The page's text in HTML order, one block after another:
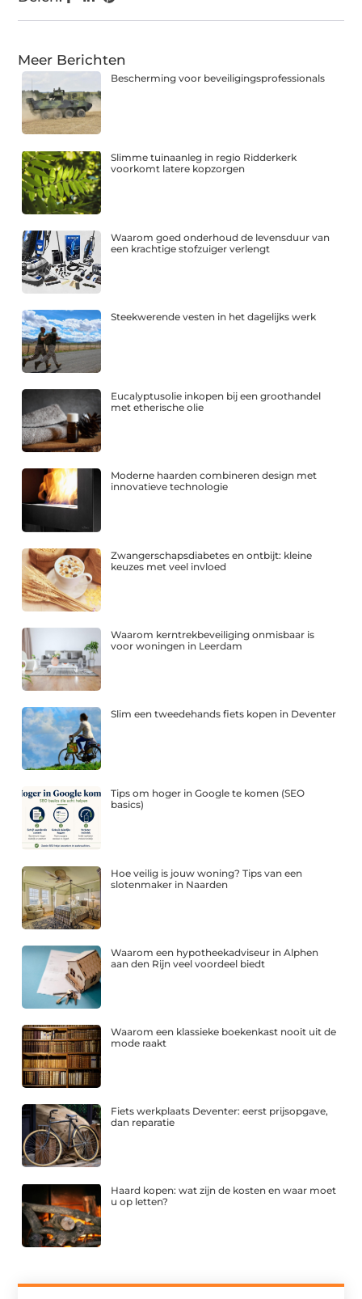
Meer Berichten
Bescherming voor beveiligingsprofessionals
Slimme tuinaanleg in regio Ridderkerk
voorkomt latere kopzorgen
Waarom goed onderhoud de levensduur van
een krachtige stofzuiger verlengt
Steekwerende vesten in het dagelijks werk
Eucalyptusolie inkopen bij een groothandel
met etherische olie
Moderne haarden combineren design met
innovatieve technologie
Zwangerschapsdiabetes en ontbijt: kleine
keuzes met veel invloed
Waarom kerntrekbeveiliging onmisbaar is
voor woningen in Leerdam
Slim een tweedehands fiets kopen in Deventer
Tips om hoger in Google te komen (SEO
basics)
Hoe veilig is jouw woning? Tips van een
slotenmaker in Naarden
Waarom een hypotheekadviseur in Alphen
aan den Rijn veel voordeel biedt
Waarom een klassieke boekenkast nooit uit de
mode raakt
Fiets werkplaats Deventer: eerst prijsopgave,
dan reparatie
Haard kopen: wat zijn de kosten en waar moet
u op letten?